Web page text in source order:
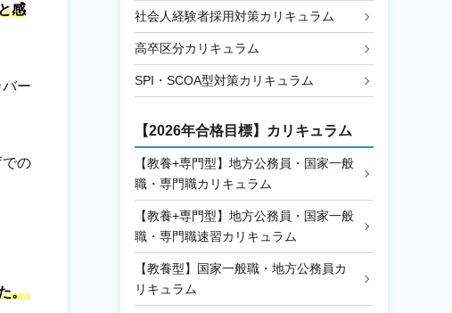
感
ー
の
。
社会人経験者採用対策カリキュラム
高卒区分カリキュラム
SPI・SCOA型対策カリキュラム
【2026年合格目標】カリキュラム
【教養+専門型】地方公務員・国家一般
職・専門職カリキュラム
【教養+専門型】地方公務員・国家一般
職・専門職速習カリキュラム
【教養型】国家一般職・地方公務員カ
リキュラム